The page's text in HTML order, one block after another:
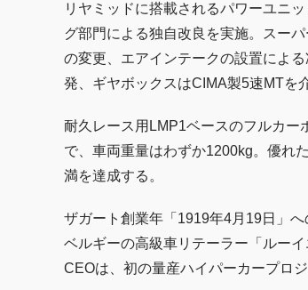
リヤミッドに搭載されるパワーユニ
グ部門による独自改良を実施。スー
の変更、エアインテークの設置によ
発、ギヤボックスはCIMA製5速MTを
耐久レース用LMP1ベースのフルカー
で、車両重量はわずか1200kg。優れ
満を達成する。
ザガート創業年「1919年4月19日」
ベルギーの高級車リテーラー「ルー
CEOは、初の量産ハイパーカープロ